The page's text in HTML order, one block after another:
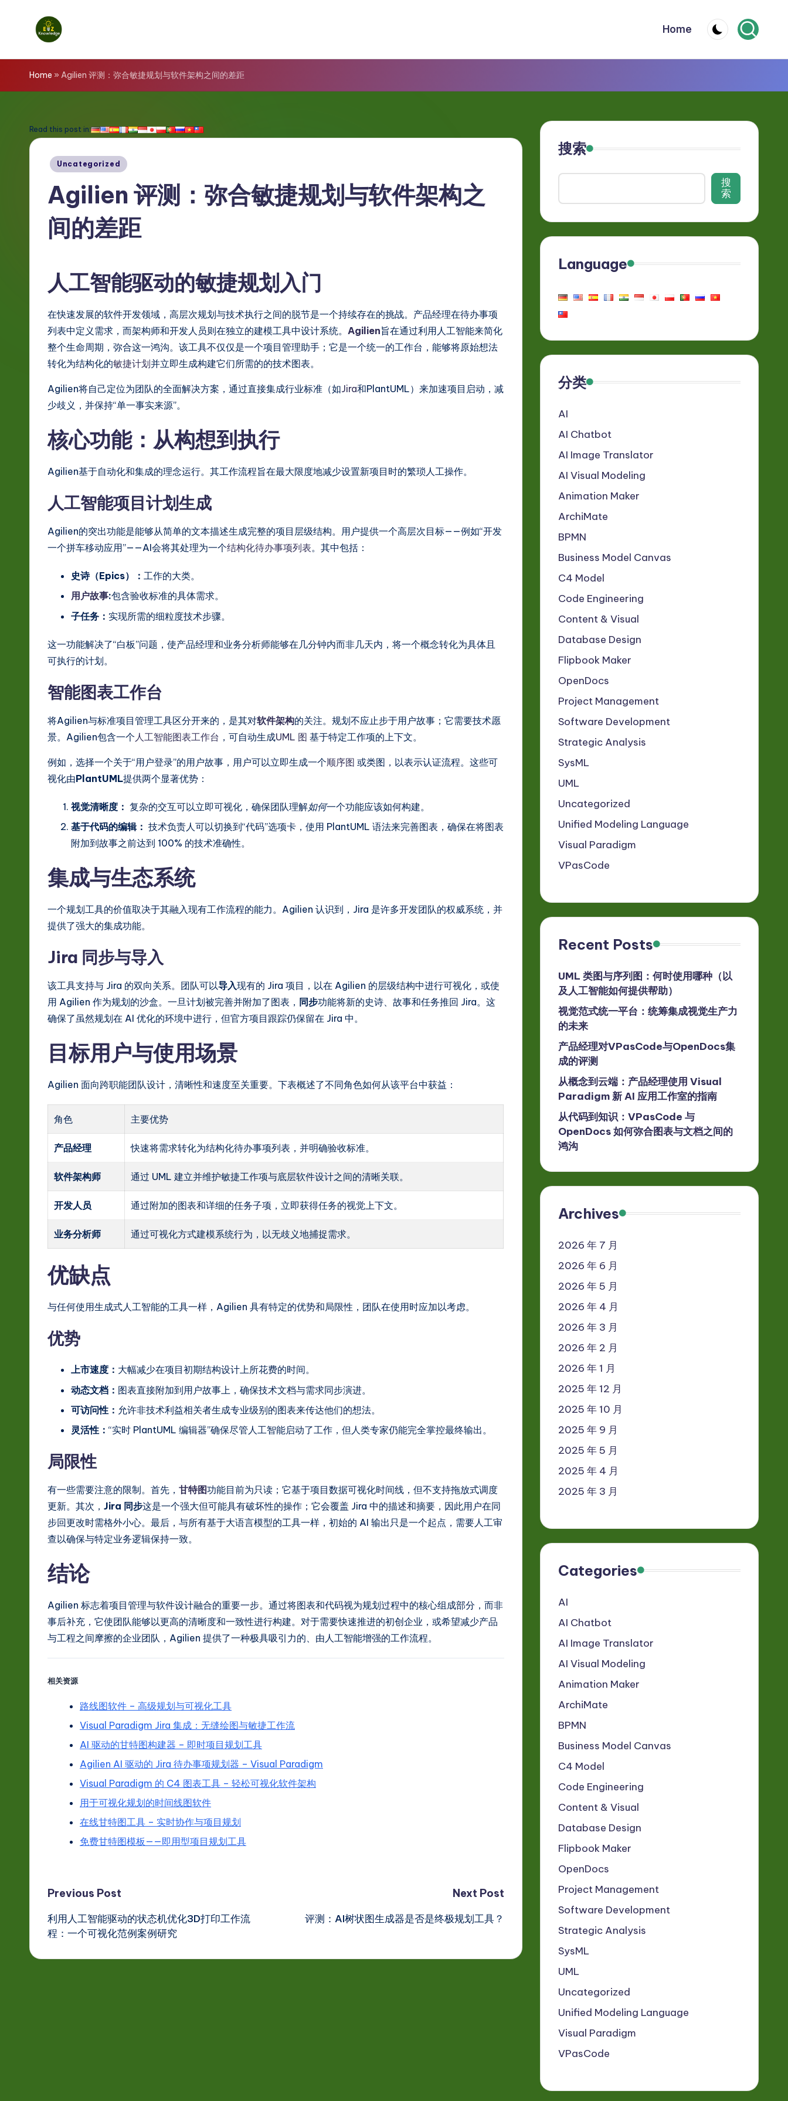
E
z
n
m
fi
hi
&
ft
w
Home
Home » Agilien 评测：弥合敏捷规划与软件架构之间的差距
Read this post in:
Posted
Uncategorized
Agilien 评测：弥合敏捷规划与软件架构之
间的差距
人工智能驱动的敏捷规划入门
在快速发展的软件开发领域，高层次规划与技术执行之间的脱节是一个持续存在的挑战。产品经理在待办事项
列表中定义需求，而架构师和开发人员则在独立的建模工具中设计系统。 Agilien旨在通过利用人工智能来简化
整个生命周期，弥合这一鸿沟。该工具不仅仅是一个项目管理助手；它是一个统一的工作台，能够将原始想法
转化为结构化的敏捷计划并立即生成构建它们所需的的技术图表。
Agilien将自己定位为团队的全面解决方案，通过直接集成行业标准（如Jira和PlantUML）来加速项目启动，减
少歧义，并保持“单一事实来源”。
核心功能：从构想到执行
Agilien基于自动化和集成的理念运行。其工作流程旨在最大限度地减少设置新项目时的繁琐人工操作。
人工智能项目计划生成
Agilien的突出功能是能够从简单的文本描述生成完整的项目层级结构。用户提供一个高层次目标——例如“开发
一个拼车移动应用”——AI会将其处理为一个结构化待办事项列表。其中包括：
史诗（Epics）： 工作的大类。
用户故事:包含验收标准的具体需求。
子任务： 实现所需的细粒度技术步骤。
这一功能解决了“白板”问题，使产品经理和业务分析师能够在几分钟内而非几天内，将一个概念转化为具体且
可执行的计划。
智能图表工作台
将Agilien与标准项目管理工具区分开来的，是其对软件架构的关注。规划不应止步于用户故事；它需要技术愿
景。Agilien包含一个 人工智能图表工作台 ，可自动生成UML 图 基于特定工作项的上下文。
例如，选择一个关于“用户登录”的用户故事，用户可以立即生成一个顺序图 或类图，以表示认证流程。这些可
视化由PlantUML提供两个显著优势：
视觉清晰度： 复杂的交互可以立即可视化，确保团队理解如何一个功能应该如何构建。
基于代码的编辑： 技术负责人可以切换到“代码”选项卡，使用 PlantUML 语法来完善图表，确保在将图表
附加到故事之前达到 100% 的技术准确性。
集成与生态系统
一个规划工具的价值取决于其融入现有工作流程的能力。Agilien 认识到，Jira 是许多开发团队的权威系统，并
提供了强大的集成功能。
Jira 同步与导入
该工具支持与 Jira 的双向关系。团队可以导入现有的 Jira 项目，以在 Agilien 的层级结构中进行可视化，或使
用 Agilien 作为规划的沙盒。一旦计划被完善并附加了图表， 同步功能将新的史诗、故事和任务推回 Jira。这
确保了虽然规划在 AI 优化的环境中进行，但官方项目跟踪仍保留在 Jira 中。
目标用户与使用场景
Agilien 面向跨职能团队设计，清晰性和速度至关重要。下表概述了不同角色如何从该平台中获益：
角色 主要优势
产品经理 快速将需求转化为结构化待办事项列表，并明确验收标准。
软件架构师 通过 UML 建立并维护敏捷工作项与底层软件设计之间的清晰关联。
开发人员 通过附加的图表和详细的任务子项，立即获得任务的视觉上下文。
业务分析师 通过可视化方式建模系统行为，以无歧义地捕捉需求。
优缺点
与任何使用生成式人工智能的工具一样，Agilien 具有特定的优势和局限性，团队在使用时应加以考虑。
优势
上市速度： 大幅减少在项目初期结构设计上所花费的时间。
动态文档： 图表直接附加到用户故事上，确保技术文档与需求同步演进。
可访问性： 允许非技术利益相关者生成专业级别的图表来传达他们的想法。
灵活性： “实时 PlantUML 编辑器”确保尽管人工智能启动了工作，但人类专家仍能完全掌控最终输出。
局限性
有一些需要注意的限制。首先， 甘特图功能目前为只读；它基于项目数据可视化时间线，但不支持拖放式调度
更新。其次， Jira 同步这是一个强大但可能具有破坏性的操作；它会覆盖 Jira 中的描述和摘要，因此用户在同
步回更改时需格外小心。最后，与所有基于大语言模型的工具一样，初始的 AI 输出只是一个起点，需要人工审
查以确保与特定业务逻辑保持一致。
结论
Agilien 标志着项目管理与软件设计融合的重要一步。通过将图表和代码视为规划过程中的核心组成部分，而非
事后补充，它使团队能够以更高的清晰度和一致性进行构建。对于需要快速推进的初创企业，或希望减少产品
与工程之间摩擦的企业团队，Agilien 提供了一种极具吸引力的、由人工智能增强的工作流程。
相关资源
路线图软件 – 高级规划与可视化工具
Visual Paradigm Jira 集成：无缝绘图与敏捷工作流
AI 驱动的甘特图构建器 – 即时项目规划工具
Agilien AI 驱动的 Jira 待办事项规划器 – Visual Paradigm
Visual Paradigm 的 C4 图表工具 – 轻松可视化软件架构
用于可视化规划的时间线图软件
在线甘特图工具 – 实时协作与项目规划
免费甘特图模板——即用型项目规划工具
Post
navigation
Previous Post
利用人工智能驱动的状态机优化3D打印工作流
程：一个可视化范例案例研究
Next Post
评测：AI树状图生成器是否是终极规划工具？
搜索
搜
索
Language
分类
AI
AI Chatbot
AI Image Translator
AI Visual Modeling
Animation Maker
ArchiMate
BPMN
Business Model Canvas
C4 Model
Code Engineering
Content & Visual
Database Design
Flipbook Maker
OpenDocs
Project Management
Software Development
Strategic Analysis
SysML
UML
Uncategorized
Unified Modeling Language
Visual Paradigm
VPasCode
Recent Posts
UML 类图与序列图：何时使用哪种（以
及人工智能如何提供帮助）
视觉范式统一平台：统筹集成视觉生产力
的未来
产品经理对VPasCode与OpenDocs集
成的评测
从概念到云端：产品经理使用 Visual
Paradigm 新 AI 应用工作室的指南
从代码到知识：VPasCode 与
OpenDocs 如何弥合图表与文档之间的
鸿沟
Archives
2026 年 7 月
2026 年 6 月
2026 年 5 月
2026 年 4 月
2026 年 3 月
2026 年 2 月
2026 年 1 月
2025 年 12 月
2025 年 10 月
2025 年 9 月
2025 年 5 月
2025 年 4 月
2025 年 3 月
Categories
AI
AI Chatbot
AI Image Translator
AI Visual Modeling
Animation Maker
ArchiMate
BPMN
Business Model Canvas
C4 Model
Code Engineering
Content & Visual
Database Design
Flipbook Maker
OpenDocs
Project Management
Software Development
Strategic Analysis
SysML
UML
Uncategorized
Unified Modeling Language
Visual Paradigm
VPasCode